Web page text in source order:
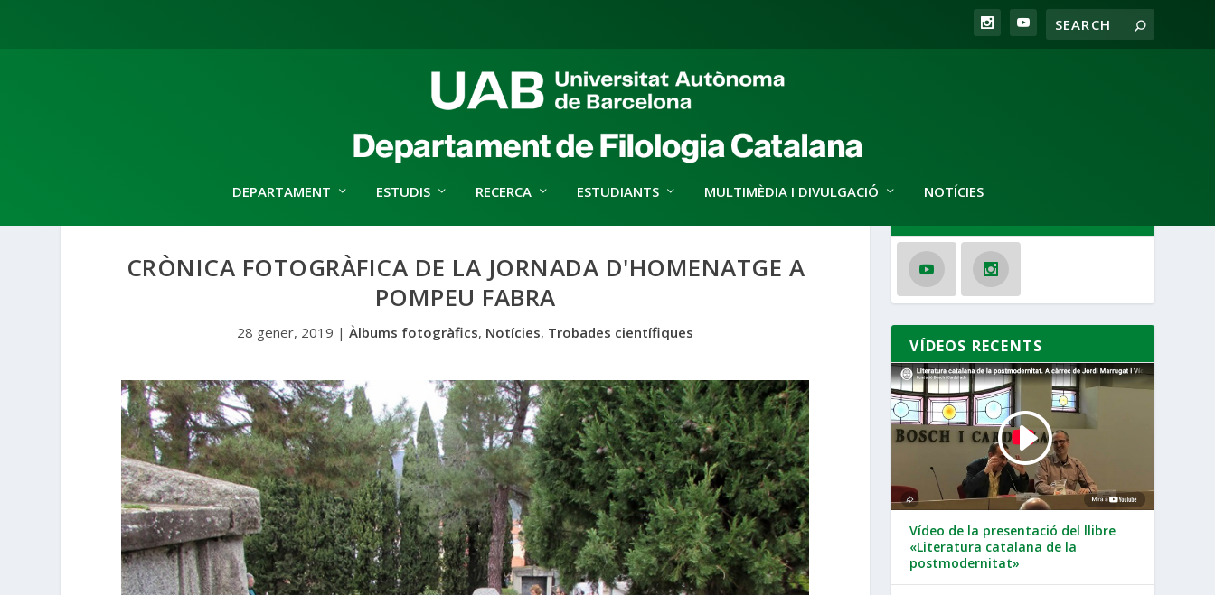
DEPARTAMENT ESTUDIS RECERCA ESTUDIANTS MULTIMÈDIA I DIVULGACIÓ NOTÍCIES
CRÒNICA FOTOGRÀFICA DE LA JORNADA D'HOMENATGE A
POMPEU FABRA
28 gener, 2019 |Àlbums fotogràfics, Notícies, Trobades científiques
VÍDEOS RECENTS
Vídeo de la presentació del llibre
«Literatura catalana de la
postmodernitat»